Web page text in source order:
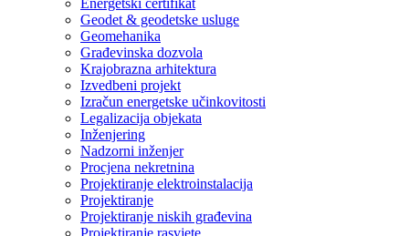
Geodet & geodetske usluge
Geomehanika
Građevinska dozvola
Krajobrazna arhitektura
Izvedbeni projekt
Izračun energetske učinkovitosti
Legalizacija objekata
Inženjering
Nadzorni inženjer
Procjena nekretnina
Projektiranje elektroinstalacija
Projektiranje
Projektiranje niskih građevina
Projektiranje rasvjete